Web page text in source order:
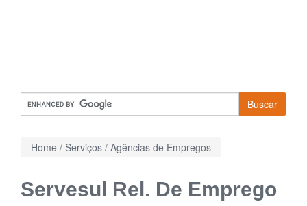
Buscar
Home / Serviços / Agências de Empregos
Servesul Rel. De Emprego